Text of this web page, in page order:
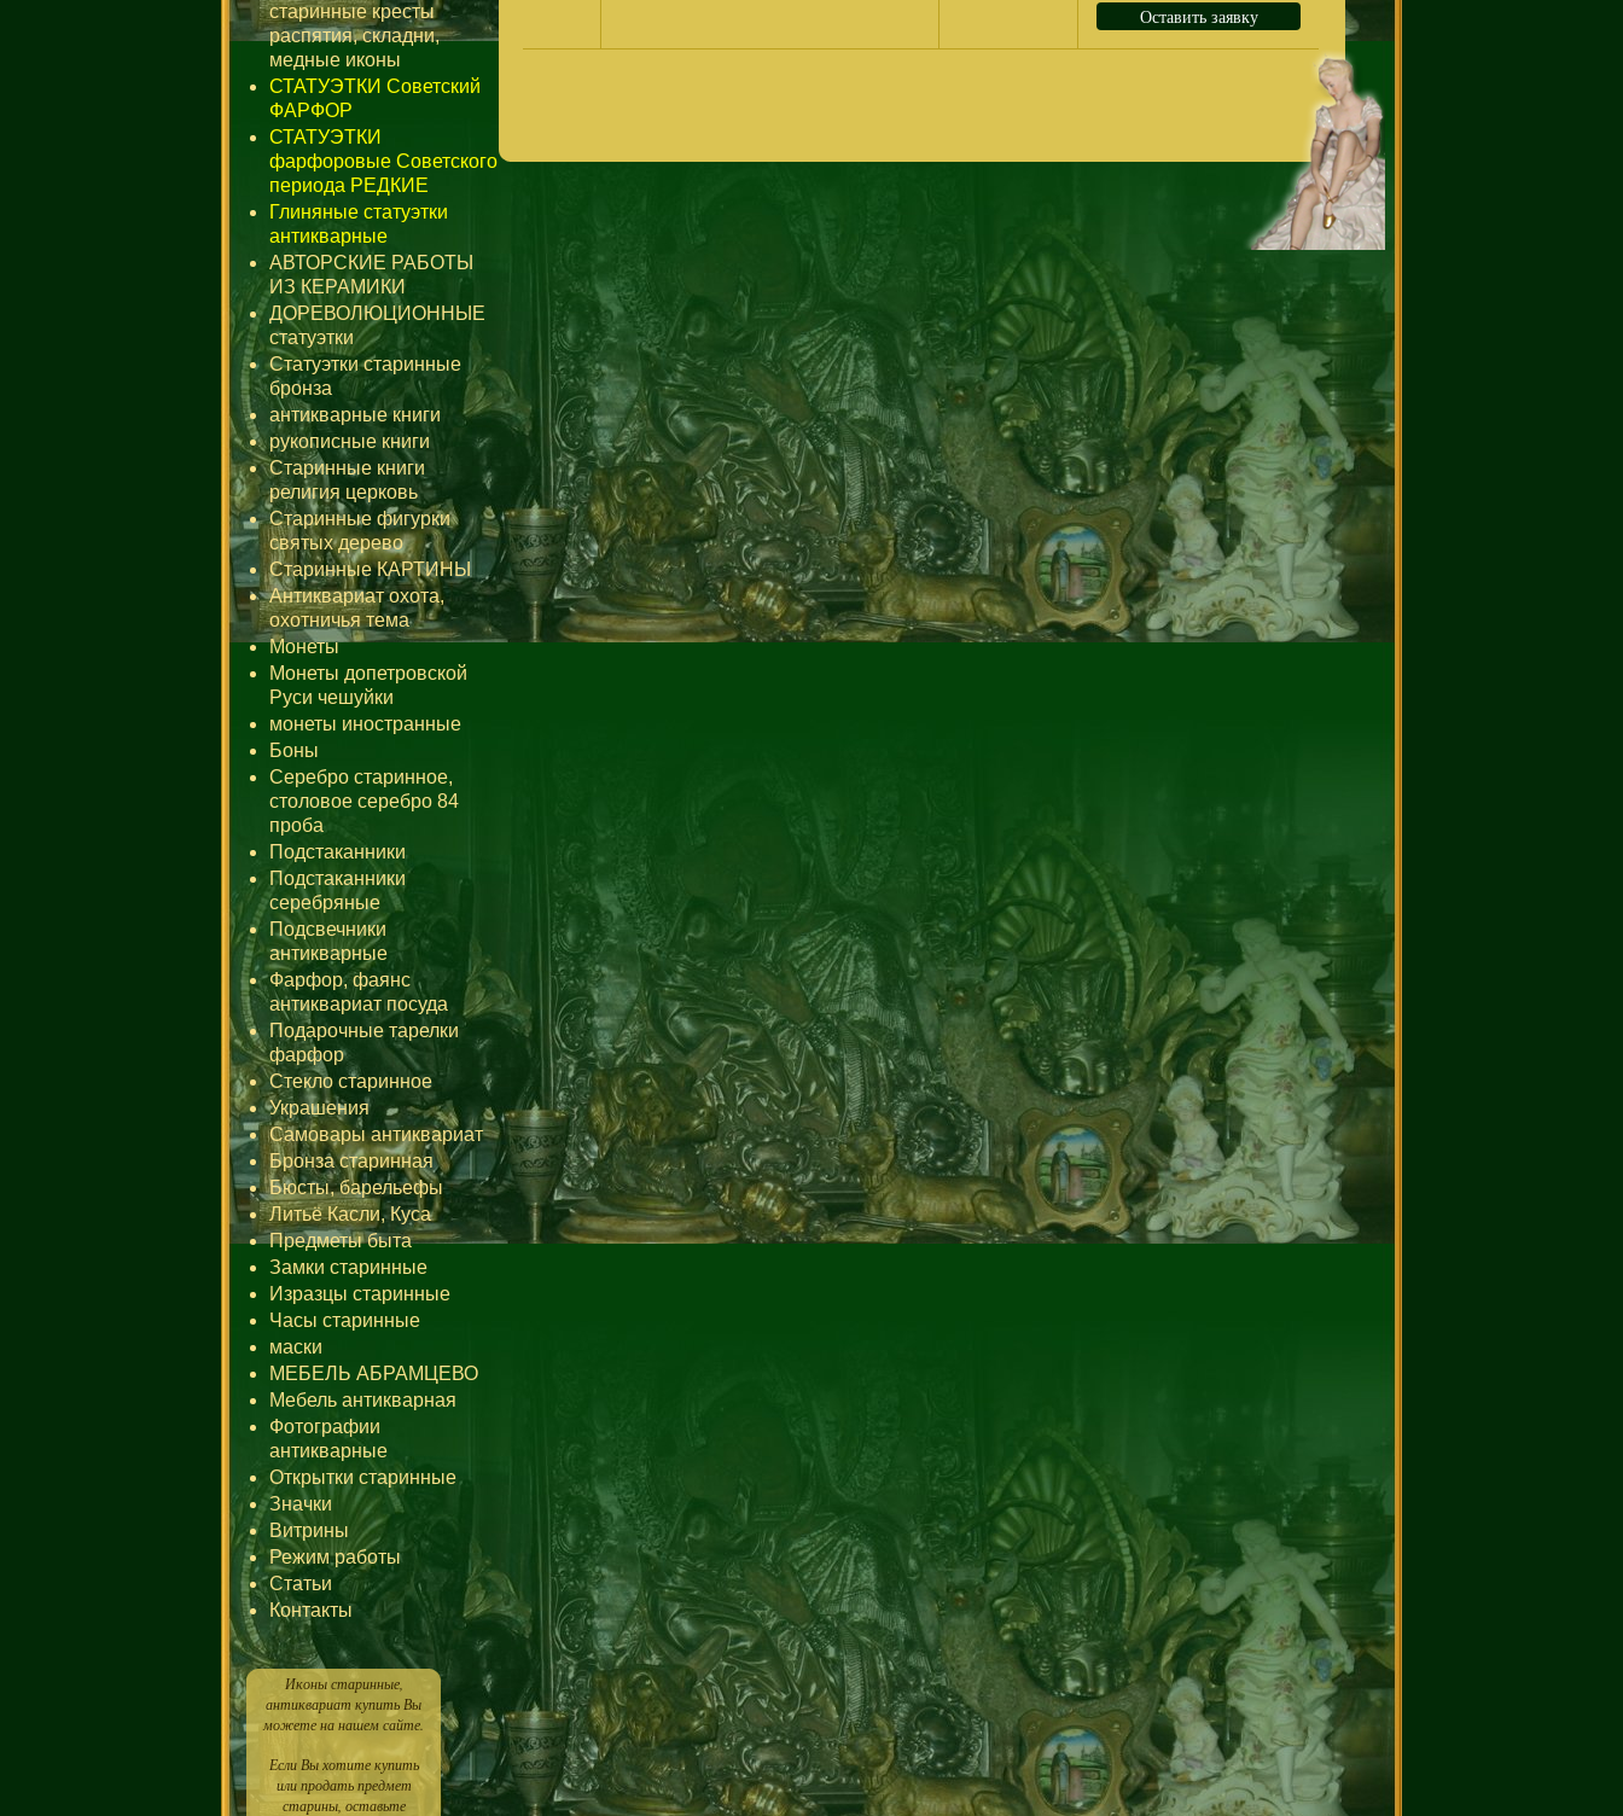
старинные кресты
распятия, складни,
медные иконы
СТАТУЭТКИ Советский
ФАРФОР
СТАТУЭТКИ
фарфоровые Советского
периода РЕДКИЕ
Глиняные статуэтки
антикварные
АВТОРСКИЕ РАБОТЫ
ИЗ КЕРАМИКИ
ДОРЕВОЛЮЦИОННЫЕ
статуэтки
Статуэтки старинные
бронза
антикварные книги
рукописные книги
Старинные книги
религия церковь
Старинные фигурки
святых дерево
Старинные КАРТИНЫ
Антиквариат охота,
охотничья тема
Монеты
Монеты допетровской
Руси чешуйки
монеты иностранные
Боны
Серебро старинное,
столовое серебро 84
проба
Подстаканники
Подстаканники
серебряные
Подсвечники
антикварные
Фарфор, фаянс
антиквариат посуда
Подарочные тарелки
фарфор
Стекло старинное
Украшения
Самовары антиквариат
Бронза старинная
Бюсты, барельефы
Литьё Касли, Куса
Предметы быта
Замки старинные
Изразцы старинные
Часы старинные
маски
МЕБЕЛЬ АБРАМЦЕВО
Мебель антикварная
Фотографии
антикварные
Открытки старинные
Значки
Витрины
Режим работы
Статьи
Контакты
Иконы старинные,
антиквариат купить Вы
можете на нашем сайте.
Если Вы хотите купить
или продать предмет
старины, оставьте
Оставить заявку